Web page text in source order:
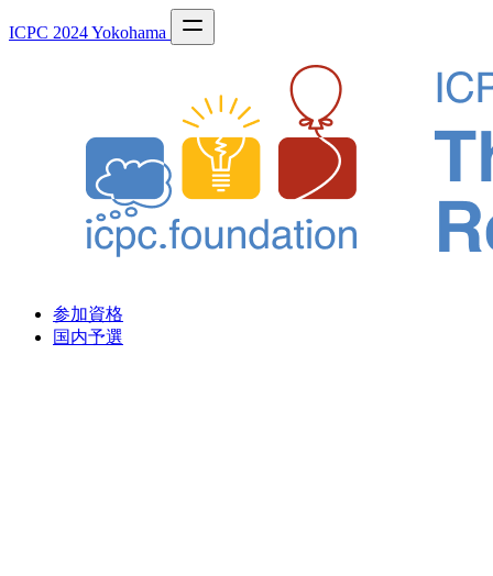
ICPC 2024 Yokohama
参加資格
国内予選